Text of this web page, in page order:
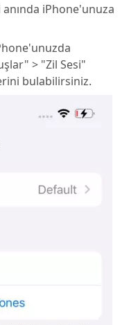
iPhone'unuza
> "Zil Sesi"
bulabilirsiniz.